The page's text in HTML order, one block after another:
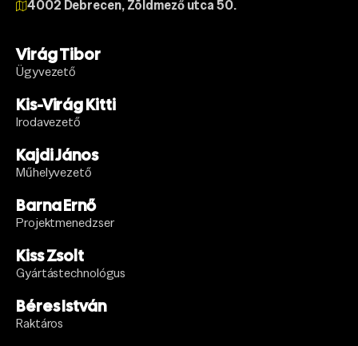
4002 Debrecen, Zöldmező utca 50.
Virág Tibor
Ügyvezető
Kis-Virág Kitti
Irodavezető
Kajdi János
Műhelyvezető
Barna Ernő
Projektmenedzser
Kiss Zsolt
Gyártástechnológus
Béres István
Raktáros